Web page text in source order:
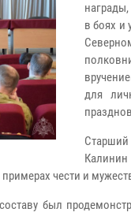
в боях и
для
чести и
был